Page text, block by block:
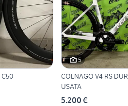
5
COLNAGO V4 RS
USATA
5.200 €